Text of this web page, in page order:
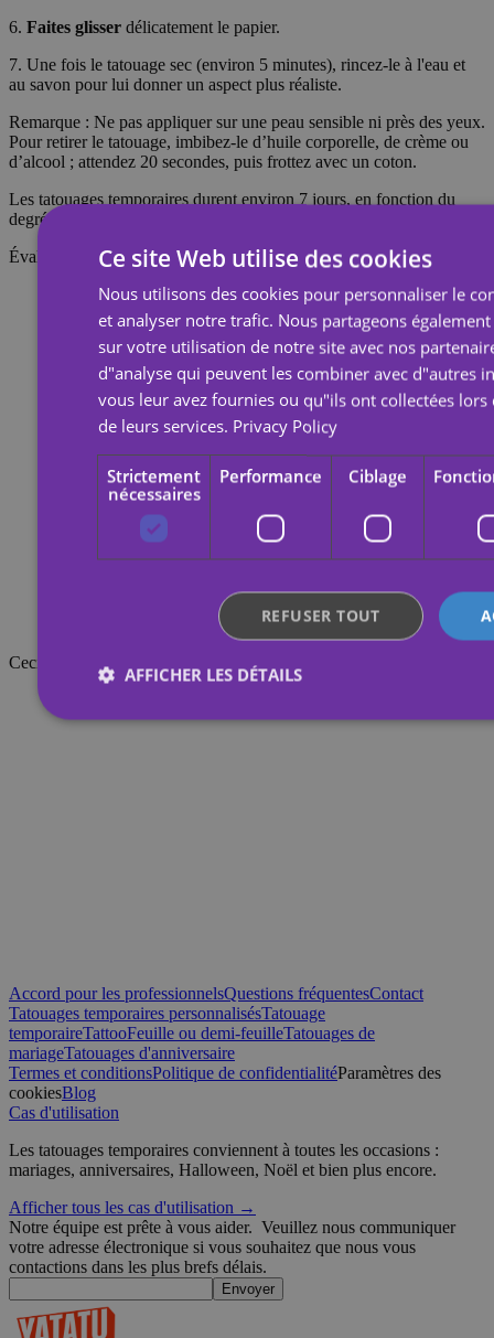
6. Faites glisser délicatement le papier.
7. Une fois le tatouage sec (environ 5 minutes), rincez-le à l'eau et
au savon pour lui donner un aspect plus réaliste.
Remarque : Ne pas appliquer sur une peau sensible ni près des yeux.
Pour retirer le tatouage, imbibez-le d’huile corporelle, de crème ou
d’alcool ; attendez 20 secondes, puis frottez avec un coton.
Les tatouages temporaires durent environ 7 jours, en fonction du
degré de frottement qu'ils subissent.
Évaluations
Ceci pourrait également vous intéresser.
Accord pour les professionnelsQuestions fréquentesContact
Tatouages temporaires personnalisésTatouage
temporaireTattooFeuille ou demi-feuilleTatouages de
mariageTatouages d'anniversaire
Termes et conditionsPolitique de confidentialitéParamètres des
cookiesBlog
Cas d'utilisation
Les tatouages temporaires conviennent à toutes les occasions :
mariages, anniversaires, Halloween, Noël et bien plus encore.
Afficher tous les cas d'utilisation →
Notre équipe est prête à vous aider. Veuillez nous communiquer
votre adresse électronique si vous souhaitez que nous vous
contactions dans les plus brefs délais.
Envoyer
Ce site Web utilise des cookies
Nous utilisons des cookies pour personnaliser le
et analyser notre trafic. Nous partageons
sur votre utilisation de notre site avec nos
d"analyse qui peuvent les combiner avec d"autres
vous leur avez fournies ou qu"ils ont collectées
de leurs services. Privacy Policy
Strictement
nécessaires
Performance Ciblage
REFUSER TOUT
AFFICHER LES DÉTAILS
CookieScriptConsent
.yatatu.com
semaines
2 jours
wordpress_test_cookie
Inc.
blog.yatatu.com
wp_consent_functional
Politique de confidentialité de Google